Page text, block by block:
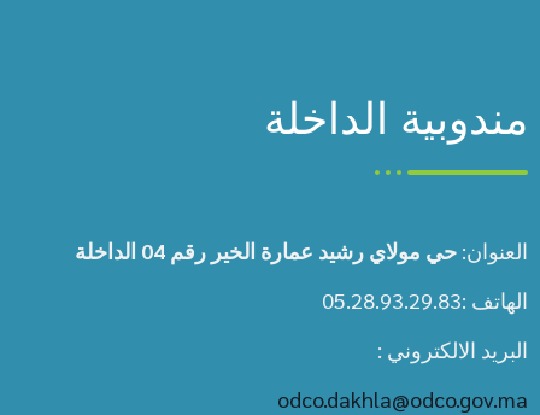
مندوبية الداخلة
العنوان: حي مولاي رشيد عمارة الخير رقم 04 الداخلة
الهاتف :05.28.93.29.83
البريد الالكتروني :
odco.dakhla@odco.gov.ma